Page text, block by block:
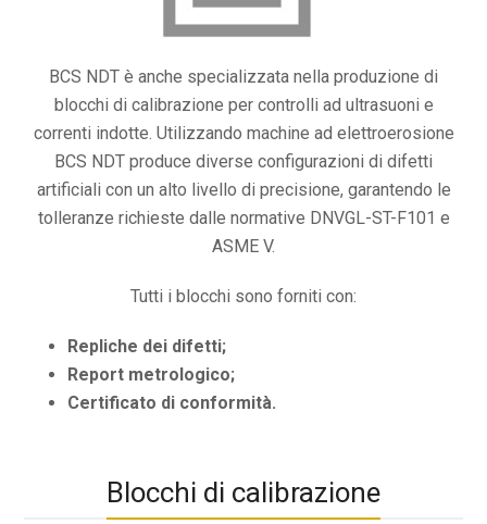
BCS NDT è anche specializzata nella produzione di
blocchi di calibrazione per controlli ad ultrasuoni e
correnti indotte. Utilizzando machine ad elettroerosione
BCS NDT produce diverse configurazioni di difetti
artificiali con un alto livello di precisione, garantendo le
tolleranze richieste dalle normative DNVGL-ST-F101 e
ASME V.
Tutti i blocchi sono forniti con:
Repliche dei difetti;
Report metrologico;
Certificato di conformità.
Blocchi di calibrazione